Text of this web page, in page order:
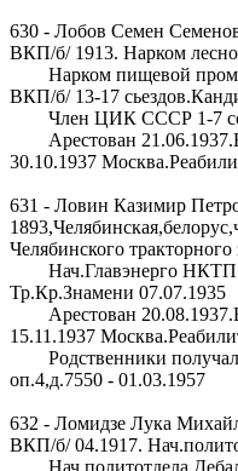
630 - Лобов Семен
ВКП/б/ 1913. Нарком
Нарком пищевой
ВКП/б/ 13-17
Член ЦИК СССР 1-7
Арестован
30.10.1937
631 - Ловин Казимир
Челябинского тракторного
Нач.Главэнерго НКТП
Тр.Кр.Знамени 07.07.1935
Арестован
15.11.1937
Родственники
оп.4,д.7550 - 01.03.1957
632 - Ломидзе Лука
ВКП/б/ 04.1917.